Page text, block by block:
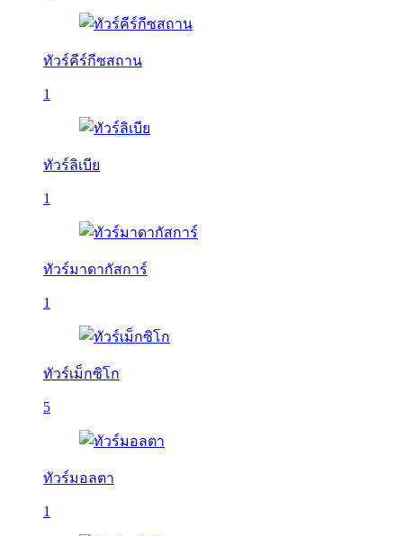
ทัวร์คีร์กีซสถาน
1
ทัวร์ลิเบีย
1
ทัวร์มาดากัสการ์
1
ทัวร์เม็กซิโก
5
ทัวร์มอลตา
1